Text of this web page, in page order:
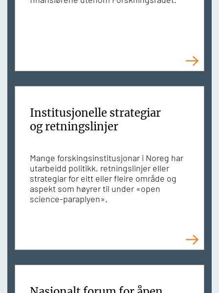
Institusjonelle strategiar
og retningslinjer
Mange forskingsinstitusjonar i Noreg har
utarbeidd politikk, retningslinjer eller
strategiar for eitt eller fleire område og
aspekt som høyrer til under «open
science-paraplyen».